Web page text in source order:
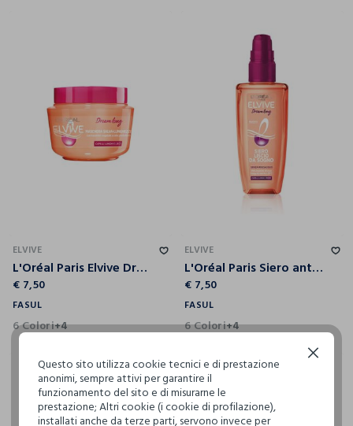
ELVIVE
L'Oréal Paris Elvive Dream Long Maschera Capelli, Effetto Salva-Lunghezza, per Capelli Lunghi e Danneggiati, 300 ml.
€ 7,50
FASUL
6 Colori+4
ELVIVE
L'Oréal Paris Siero anti-crespo Dream Long, Siero Anti Crespo per capelli lunghi, crespi, 100 ml.
€ 7,50
FASUL
6 Colori+4
Questo sito utilizza cookie tecnici e di prestazione
anonimi, sempre attivi per garantire il
funzionamento del sito e di misurarne le
prestazione; Altri cookie (i cookie di profilazione),
installati anche da terze parti, servono invece per
Continua senza accettare